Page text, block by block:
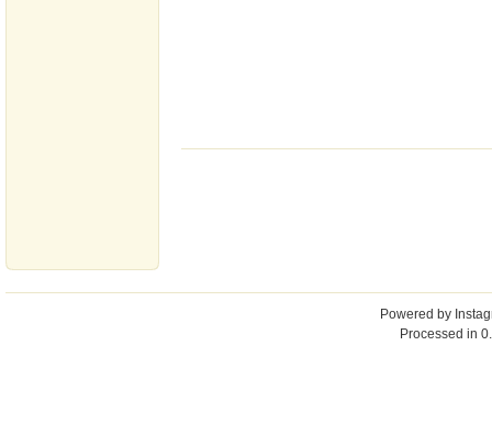
Powered by
Processed in